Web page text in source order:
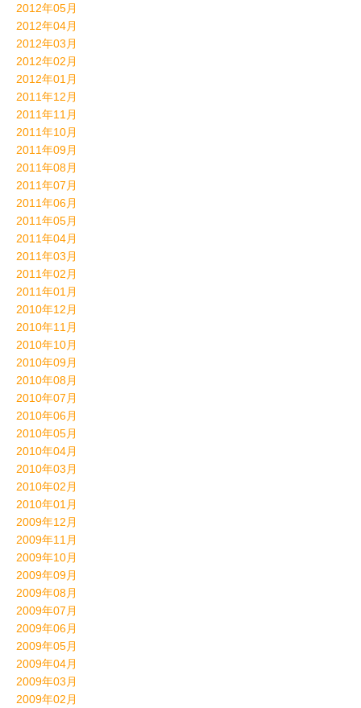
2012年05月
2012年04月
2012年03月
2012年02月
2012年01月
2011年12月
2011年11月
2011年10月
2011年09月
2011年08月
2011年07月
2011年06月
2011年05月
2011年04月
2011年03月
2011年02月
2011年01月
2010年12月
2010年11月
2010年10月
2010年09月
2010年08月
2010年07月
2010年06月
2010年05月
2010年04月
2010年03月
2010年02月
2010年01月
2009年12月
2009年11月
2009年10月
2009年09月
2009年08月
2009年07月
2009年06月
2009年05月
2009年04月
2009年03月
2009年02月